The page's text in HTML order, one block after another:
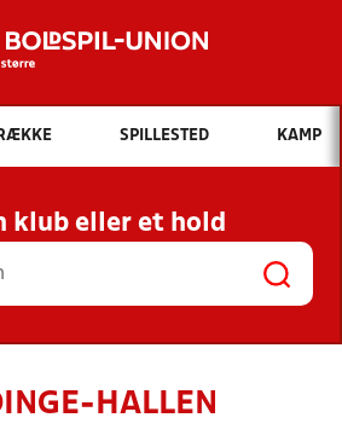
Hvad vil du søge efter?
INDHOLD OG NYHEDER
KLUBBER OG
HOLD
RÆKKE SPILLESTED KAMP
klub eller et hold
HALLEN